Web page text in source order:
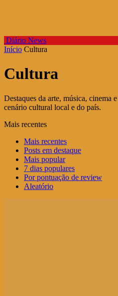
Diário News
Início Cultura
Cultura
Destaques da arte, música, cinema
cenário cultural local e do país.
Mais recentes
Mais recentes
Posts em destaque
Mais popular
7 dias populares
Por pontuação de review
Aleatório